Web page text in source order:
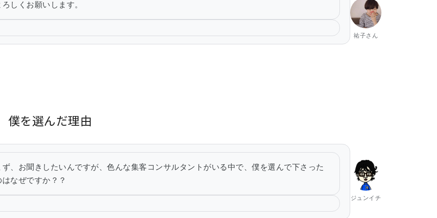
ろしくお願いします。
祐子さん
僕を選んだ理由
ず、お聞きしたいんですが、色んな集客コンサルタントがいる中で、僕を選んで下さった
はなぜですか？？
ジュンイチ